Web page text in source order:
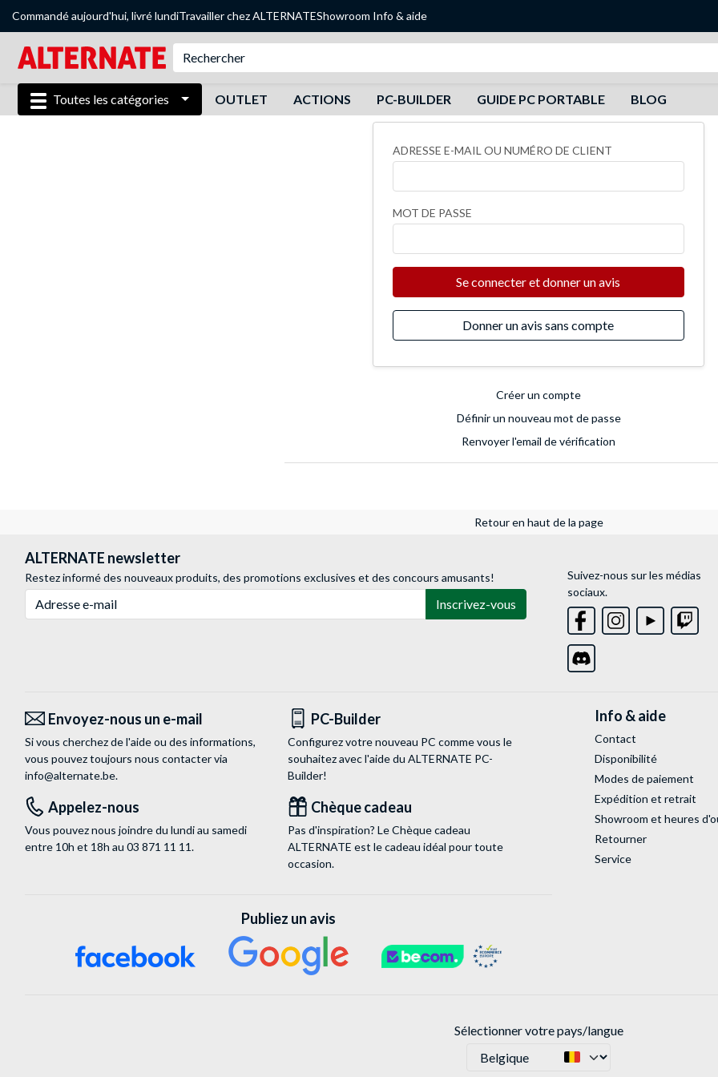
Commandé aujourd'hui, livré lundiTravailler chez ALTERNATEShowroom Info & aide
Toutes les catégories OUTLET ACTIONS PC-BUILDER GUIDE PC PORTABLE BLOG
ADRESSE E-MAIL OU NUMÉRO DE CLIENT
MOT DE PASSE
Se connecter et donner un avis
Donner un avis sans compte
Créer un compte
Définir un nouveau mot de passe
Renvoyer l'email de vérification
Retour en haut de la page
ALTERNATE newsletter
Restez informé des nouveaux produits, des promotions exclusives et des concours amusants!
Inscrivez-vous
Suivez-nous sur les médias
sociaux.
Envoyez-nous un e-mail
Si vous cherchez de l'aide ou des informations,
vous pouvez toujours nous contacter via
info@alternate.be.
PC-Builder
Configurez votre nouveau PC comme vous le
souhaitez avec l'aide du ALTERNATE PC-
Builder!
Appelez-nous
Vous pouvez nous joindre du lundi au samedi
entre 10h et 18h au 03 871 11 11.
Chèque cadeau
Pas d'inspiration? Le Chèque cadeau
ALTERNATE est le cadeau idéal pour toute
occasion.
Info & aide
Contact
Disponibilité
Modes de paiement
Expédition et retrait
Showroom et heures
Retourner
Service
Publiez un avis
Sélectionner votre pays/langue